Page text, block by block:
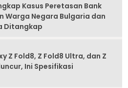
Kasus Peretasan Bank
Warga Negara Bulgaria dan
Ditangkap
Z Fold8, Z Fold8 Ultra, dan Z
Ini Spesifikasi